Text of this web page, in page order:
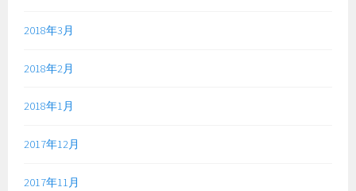
2018年3月
2018年2月
2018年1月
2017年12月
2017年11月